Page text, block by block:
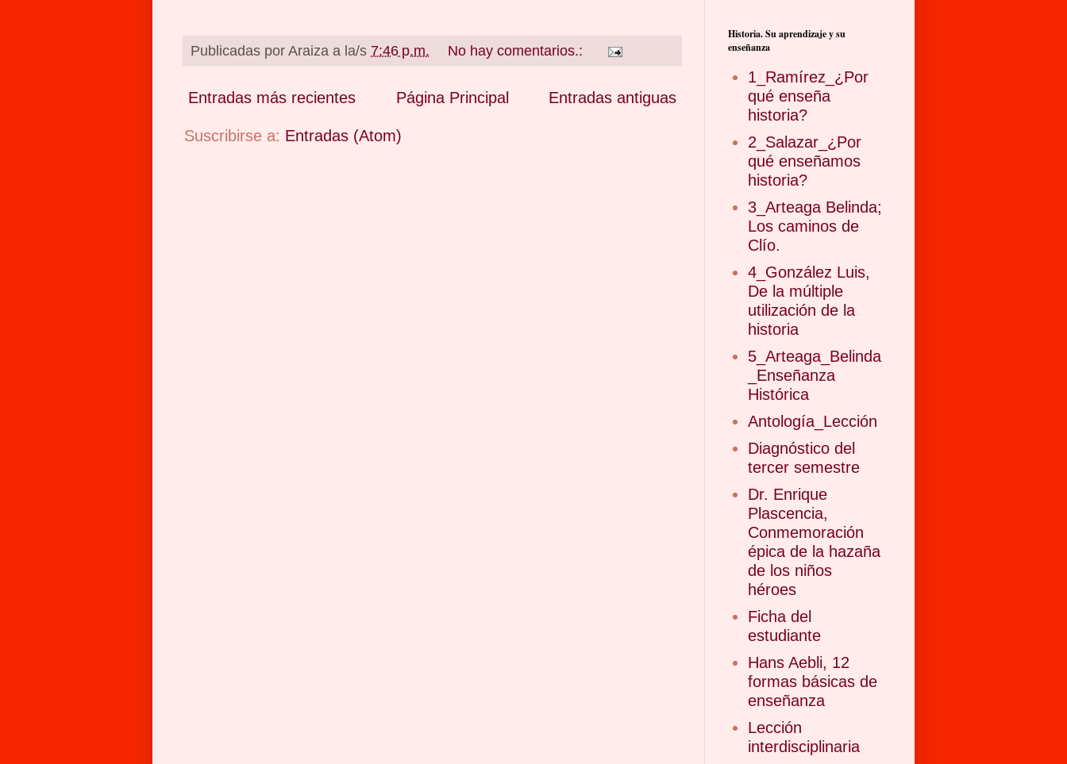
Publicadas por Araiza a la/s 7:46 p.m. No hay comentarios.:
Entradas más recientes Entradas antiguas
Página Principal
Suscribirse a: Entradas (Atom)
Historia. Su aprendizaje y su
enseñanza
1_Ramírez_¿Por
qué enseña
historia?
2_Salazar_¿Por
qué enseñamos
historia?
3_Arteaga Belinda;
Los caminos de
Clío.
4_González Luis,
De la múltiple
utilización de la
historia
5_Arteaga_Belinda
_Enseñanza
Histórica
Antología_Lección
Diagnóstico del
tercer semestre
Dr. Enrique
Plascencia,
Conmemoración
épica de la hazaña
de los niños
héroes
Ficha del
estudiante
Hans Aebli, 12
formas básicas de
enseñanza
Lección
interdisciplinaria